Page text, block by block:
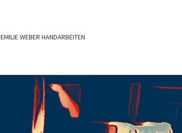
EMILIE WEBER HANDARBEITEN